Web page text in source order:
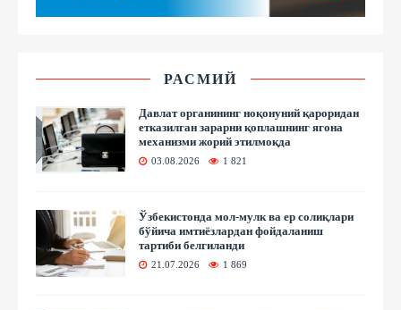
РАСМИЙ
Давлат органининг ноқонуний қароридан
етказилган зарарни қоплашнинг ягона
механизми жорий этилмоқда
03.08.2026 1 821
Ўзбекистонда мол-мулк ва ер солиқлари
бўйича имтиёзлардан фойдаланиш
тартиби белгиланди
21.07.2026 1 869